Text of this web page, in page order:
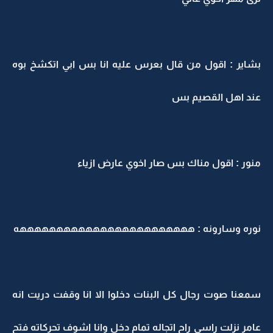
بشاير : اقول من قال بعرس عليه انا بس ابي اتكشخ بوه
عند اهل القصيم بس
منور : اقول مناك بس صار اخوي عارض ازياء
نوره وسارونه : ههههههههههههههههههههههههه
سمعنا صوت رجال كل البنات دخلوا الا انا وقفت دريت انه
عامر نزلت راسي راح اتجاله تمام دخل وانا اشوف تحركاته فتح